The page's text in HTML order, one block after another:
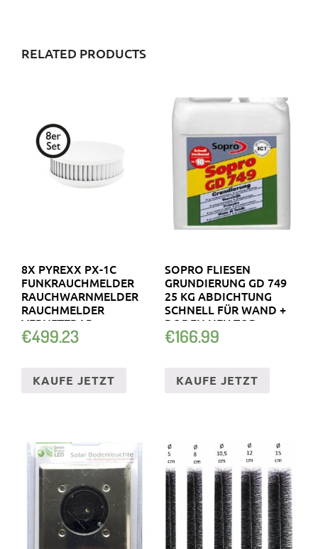
RELATED PRODUCTS
8X PYREXX PX-1C
FUNKRAUCHMELDER
RAUCHWARNMELDER
RAUCHMELDER
VERNETZBAR
€499.23
KAUFE JETZT
SOPRO FLIESEN
GRUNDIERUNG GD 749
25 KG ABDICHTUNG
SCHNELL FÜR WAND +
BODEN NEU TOP
€166.99
KAUFE JETZT